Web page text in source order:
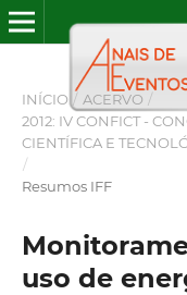
INÍCIO / ACERVO /
2012: IV CONFICT -
CIENTÍFICA E
/
Resumos IFF
uso de